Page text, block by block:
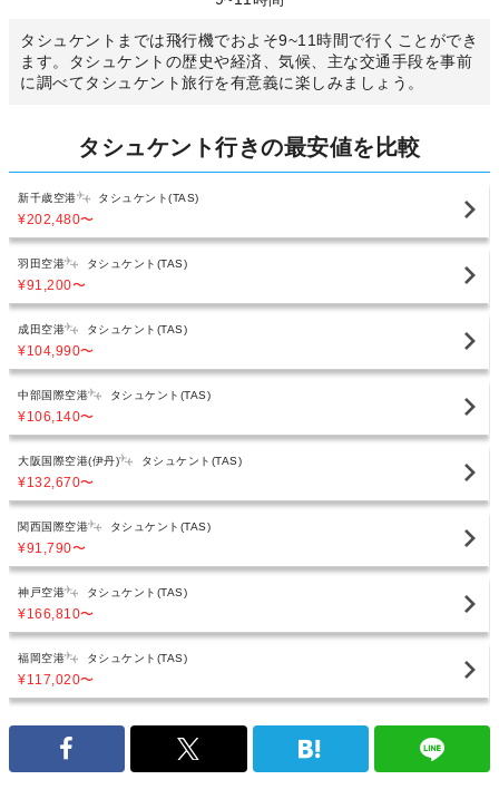
タシュケントまでは飛行機でおよそ9~11時間で行くことができ
ます。タシュケントの歴史や経済、気候、主な交通手段を事前
に調べてタシュケント旅行を有意義に楽しみましょう。
タシュケント行きの最安値を比較
新千歳空港 タシュケント(TAS)
¥202,480〜
羽田空港 タシュケント(TAS)
¥91,200〜
成田空港 タシュケント(TAS)
¥104,990〜
中部国際空港 タシュケント(TAS)
¥106,140〜
大阪国際空港(伊丹) タシュケント(TAS)
¥132,670〜
関西国際空港 タシュケント(TAS)
¥91,790〜
神戸空港 タシュケント(TAS)
¥166,810〜
福岡空港 タシュケント(TAS)
¥117,020〜